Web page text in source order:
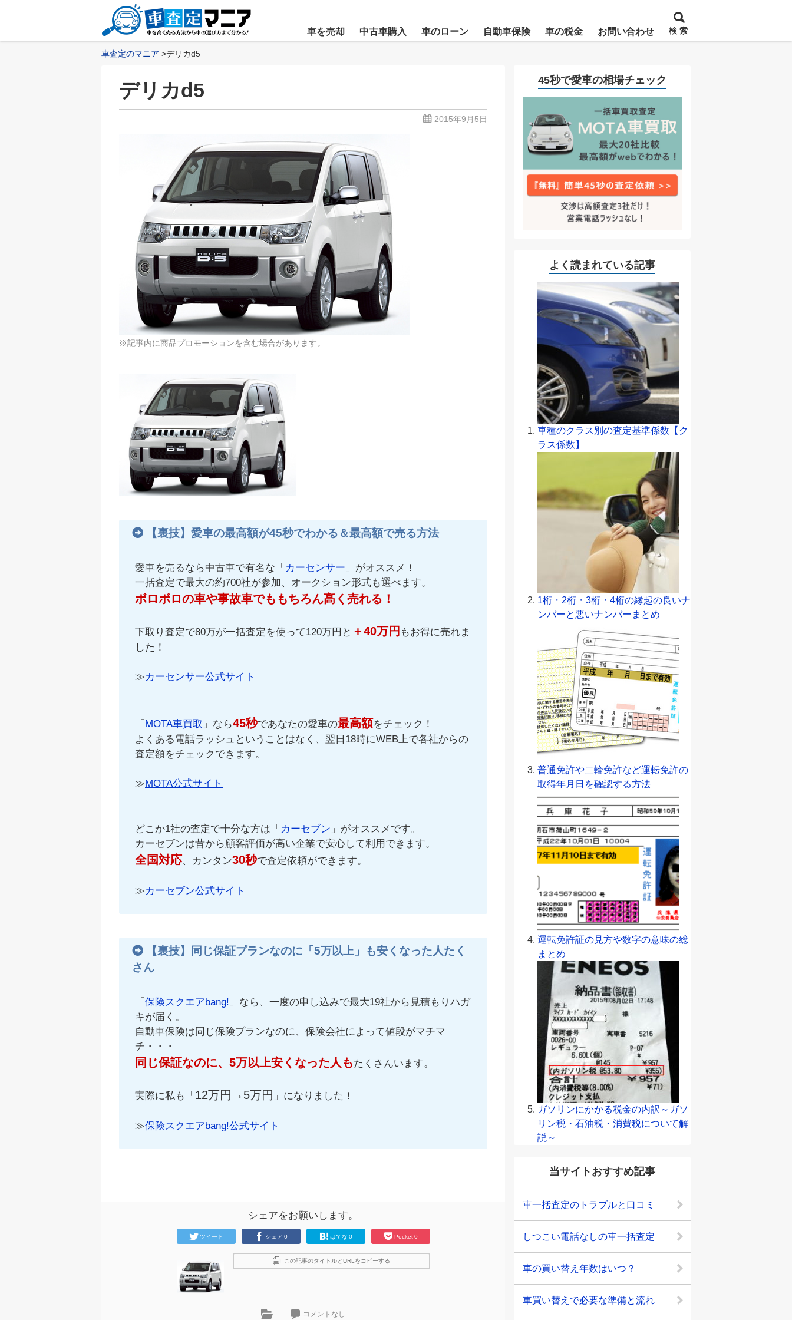
車を売却 中古車購入 車のローン 自動車保険 車の税金 お問い合わせ 検 索
車査定のマニア デリカd5
デリカd5
2015年9月5日
※記事内に商品プロモーションを含む場合があります。
【裏技】愛車の最高額が45秒でわかる＆最高額で売る方法
愛車を売るなら中古車で有名な「 カーセンサー 」がオススメ！
一括査定で最大の約700社が参加、オークション形式も選べます。
ボロボロの車や事故車でももちろん高く売れる！
下取り査定で80万が一括査定を使って120万円と ＋40万円 もお得に売れま
した！
≫カーセンサー公式サイト
「 MOTA車買取 」なら45秒であなたの愛車の最高額をチェック！
よくある電話ラッシュということはなく、翌日18時にWEB上で各社からの
査定額をチェックできます。
≫MOTA公式サイト
どこか1社の査定で十分な方は「 カーセブン 」がオススメです。
カーセブンは昔から顧客評価が高い企業で安心して利用できます。
全国対応、カンタン30秒で査定依頼ができます。
≫カーセブン公式サイト
【裏技】同じ保証プランなのに「5万以上」も安くなった人たく
さん
「 保険スクエアbang! 」なら、一度の申し込みで最大19社から見積もりハガ
キが届く。
自動車保険は同じ保険プランなのに、保険会社によって値段がマチマ
チ・・・
同じ保証なのに、5万以上安くなった人もたくさんいます。
実際に私も「 12万円→5万円 」になりました！
≫保険スクエアbang!公式サイト
シェアをお願いします。
ツイート シェア 0 はてな 0 Pocket 0
この記事のタイトルとURLをコピーする
コメントなし
45秒で愛車の相場チェック
よく読まれている記事
車種のクラス別の査定基準係数【ク
ラス係数】
1桁・2桁・3桁・4桁の縁起の良いナ
ンバーと悪いナンバーまとめ
普通免許や二輪免許など運転免許の
取得年月日を確認する方法
運転免許証の見方や数字の意味の総
まとめ
ガソリンにかかる税金の内訳～ガソ
リン税・石油税・消費税について解
説～
当サイトおすすめ記事
車一括査定のトラブルと口コミ
しつこい電話なしの車一括査定
車の買い替え年数はいつ？
車買い替えで必要な準備と流れ